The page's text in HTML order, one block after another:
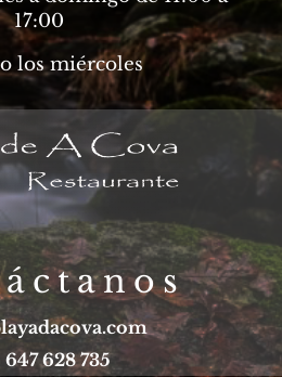
17:00
los miércoles
647 628 735